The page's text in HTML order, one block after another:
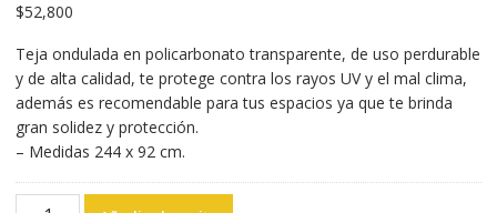
$52,800
Teja ondulada en policarbonato transparente, de uso perdurable
y de alta calidad, te protege contra los rayos UV y el mal clima,
además es recomendable para tus espacios ya que te brinda
gran solidez y protección.
– Medidas 244 x 92 cm.
TEJA